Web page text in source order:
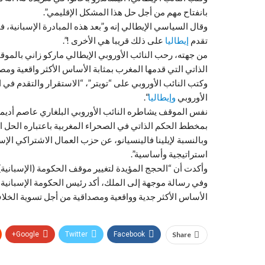
بانفتاح مهم من أجل حل هذا المشكل الإقليمي”.
وقال السياسي الإيطالي إنه و”بعد هذه المبادرة
تقدم إيطاليا على ذلك قريبا هي الأخرى !”.
من جهته، رحب النائب الأوروبي الإيطالي ماركو زاني
الذاتي التي قدمها المغرب بمثابة الأساس الأكثر واقعية
وكتب النائب الأوروبي على “تويتر”، “الاستقرار والتقدم في
الأوروبي وإيطاليا“.
نفس الموقف يشاطره النائب الأوروبي البلغاري عاصم
بمخطط الحكم الذاتي في الصحراء المغربية باعتباره الحل
وبالنسبة لإيلينا فالينسيانو، عن حزب العمال
استراتيجية وأساسية”.
وأكدت أن “الحجج المؤيدة لتغيير موقف الحكومة
وفي رسالة موجهة إلى الملك، أكد رئيس الحكومة
الأساس الأكثر جدية وواقعية ومصداقية من أجل تسوية
Share
Facebook
Twitter
Google+